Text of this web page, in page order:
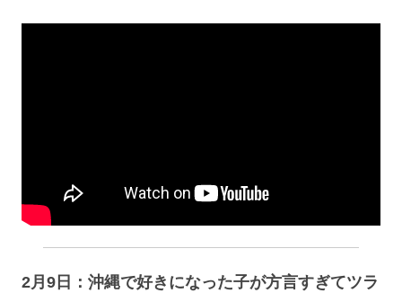
2月9日：沖縄で好きになった子が方言すぎてツラ